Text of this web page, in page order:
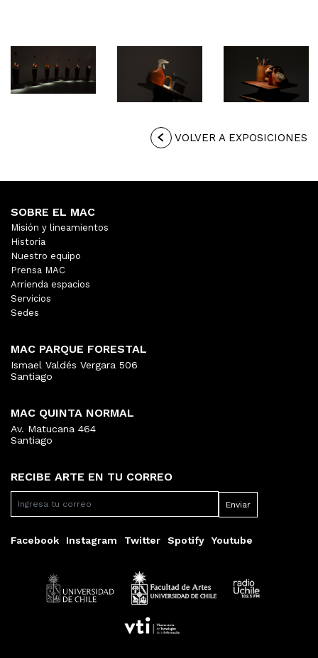
VOLVER A EXPOSICIONES
RECIBE ARTE EN TU CORREO
Facebook Instagram Twitter Spotify Youtube
SOBRE EL MAC
Misión y lineamientos
Historia
Nuestro equipo
Prensa MAC
Arrienda espacios
Servicios
Sedes
MAC PARQUE FORESTAL
Ismael Valdés Vergara 506
Santiago
MAC QUINTA NORMAL
Av. Matucana 464
Santiago